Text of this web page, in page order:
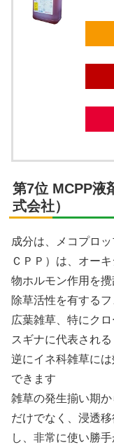
第7位 MCPP
式会社）
成分は、メコプロ
ＣＰＰ）は、オー
物ホルモン作用を
除草活性を有する
広葉雑草、特にク
スギナに代表され
逆にイネ科雑草に
できます
雑草の発生揃い期
だけでなく、浸透
し、非常に使い勝手